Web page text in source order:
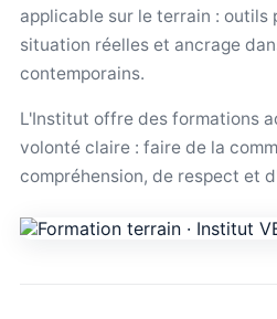
applicable sur le terrain : outils
situation réelles et ancrage
contemporains.
L'Institut offre des formations
volonté claire : faire de la
compréhension, de respect et